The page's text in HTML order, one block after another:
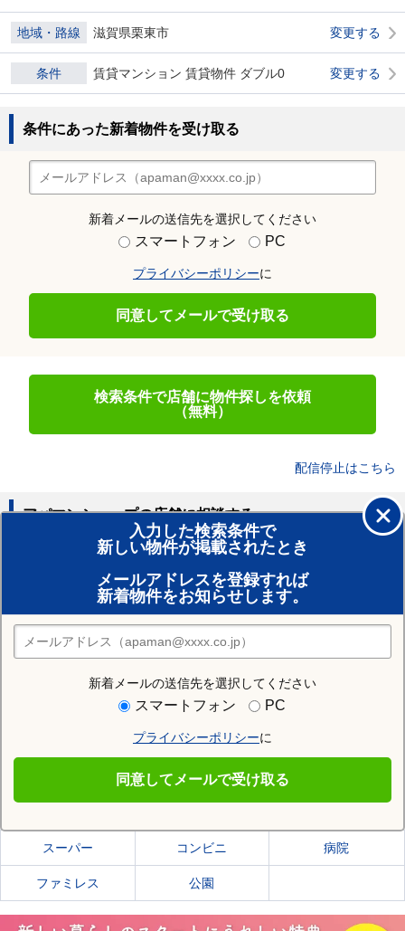
地域・路線 滋賀県栗東市 変更する
条件 賃貸マンション 賃貸物件 ダブル0 変更する
条件にあった新着物件を受け取る
新着メールの送信先を選択してください
スマートフォン PC
プライバシーポリシーに
同意してメールで受け取る
検索条件で店舗に物件探しを依頼
（無料）
配信停止はこちら
入力した検索条件で
新しい物件が掲載されたとき
メールアドレスを登録すれば
新着物件をお知らせします。
新着メールの送信先を選択してください
スマートフォン PC
プライバシーポリシーに
同意してメールで受け取る
アパマンショップの店舗に相談する
賃貸のプロがお部屋探し！
おまかせ物件リクエスト
住みたい街の店舗を探す
店舗検索
住む街研究所で栗東市の情報を見る
栗東市の施設一覧
スーパー コンビニ 病院
ファミレス 公園